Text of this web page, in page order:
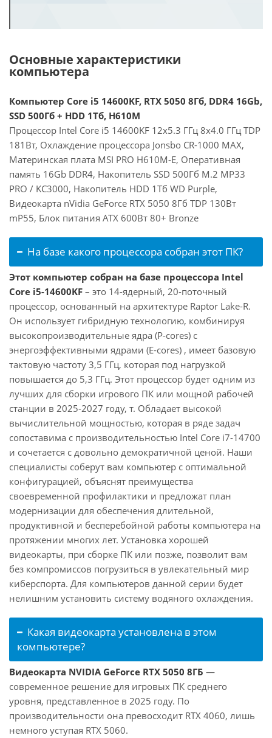
Основные характеристики
компьютера
Компьютер Core i5 14600KF, RTX 5050 8Гб, DDR4 16Gb,
SSD 500Гб + HDD 1Тб, H610M
Процессор Intel Core i5 14600KF 12x5.3 ГГц 8x4.0 ГГц TDP
181Вт, Охлаждение процессора Jonsbo CR-1000 MAX,
Материнская плата MSI PRO H610M-E, Оперативная
память 16Gb DDR4, Накопитель SSD 500Гб M.2 MP33
PRO / KC3000, Накопитель HDD 1Тб WD Purple,
Видеокарта nVidia GeForce RTX 5050 8Гб TDP 130Вт
mP55, Блок питания ATX 600Вт 80+ Bronze
На базе какого процессора собран этот ПК?
Этот компьютер собран на базе процессора Intel
Core i5-14600KF – это 14-ядерный, 20-поточный
процессор, основанный на архитектуре Raptor Lake-R.
Он использует гибридную технологию, комбинируя
высокопроизводительные ядра (P-cores) с
энергоэффективными ядрами (E-cores) , имеет базовую
тактовую частоту 3,5 ГГц, которая под нагрузкой
повышается до 5,3 ГГц. Этот процессор будет одним из
лучших для сборки игрового ПК или мощной рабочей
станции в 2025-2027 году, т. Обладает высокой
вычислительной мощностью, которая в ряде задач
сопоставима с производительностью Intel Core i7-14700
и сочетается с довольно демократичной ценой. Наши
специалисты соберут вам компьютер с оптимальной
конфигурацией, объяснят преимущества
своевременной профилактики и предложат план
модернизации для обеспечения длительной,
продуктивной и бесперебойной работы компьютера на
протяжении многих лет. Установка хорошей
видеокарты, при сборке ПК или позже, позволит вам
без компромиссов погрузиться в увлекательный мир
киберспорта. Для компьютеров данной серии будет
нелишним установить систему водяного охлаждения.
Какая видеокарта установлена в этом
компьютере?
Видеокарта NVIDIA GeForce RTX 5050 8ГБ —
современное решение для игровых ПК среднего
уровня, представленное в 2025 году. По
производительности она превосходит RTX 4060, лишь
немного уступая RTX 5060.